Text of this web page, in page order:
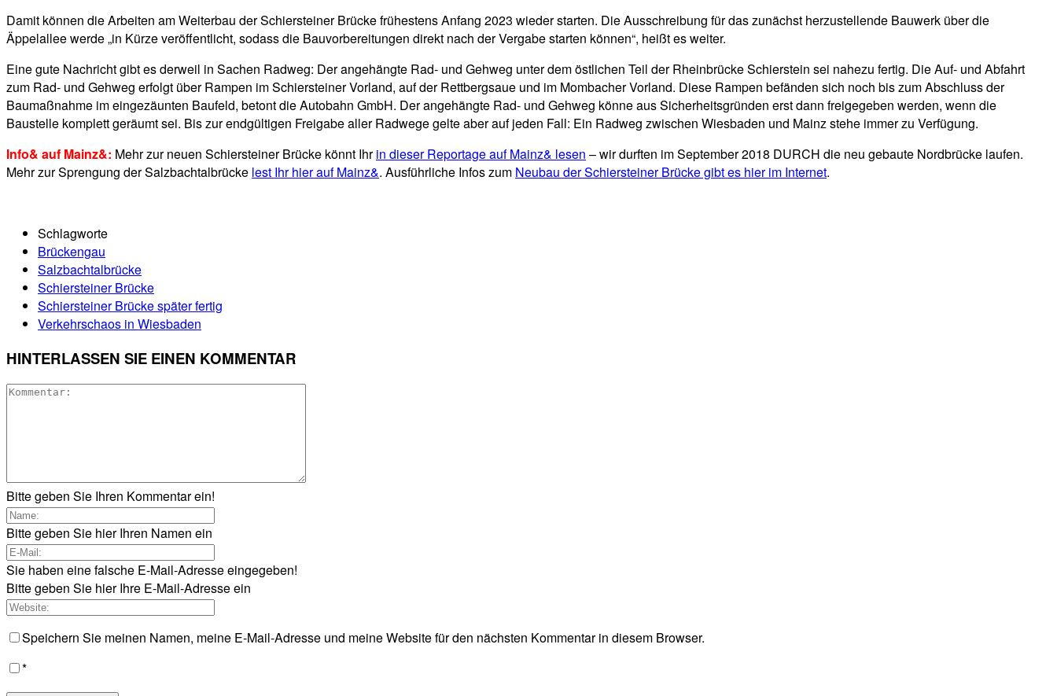
Damit können die Arbeiten am Weiterbau der Schiersteiner Brücke frühestens Anfang 2023 wieder starten. Die Ausschreibung für das zunächst herzustellende Bauwerk über die
Äppelallee werde „in Kürze veröffentlicht, sodass die Bauvorbereitungen direkt nach der Vergabe starten können“, heißt es weiter.
Eine gute Nachricht gibt es derweil in Sachen Radweg: Der angehängte Rad- und Gehweg unter dem östlichen Teil der Rheinbrücke Schierstein sei nahezu fertig. Die Auf- und Abfahrt
zum Rad- und Gehweg erfolgt über Rampen im Schiersteiner Vorland, auf der Rettbergsaue und im Mombacher Vorland. Diese Rampen befänden sich noch bis zum Abschluss der
Baumaßnahme im eingezäunten Baufeld, betont die Autobahn GmbH. Der angehängte Rad- und Gehweg könne aus Sicherheitsgründen erst dann freigegeben werden, wenn die
Baustelle komplett geräumt sei. Bis zur endgültigen Freigabe aller Radwege gelte aber auf jeden Fall: Ein Radweg zwischen Wiesbaden und Mainz stehe immer zu Verfügung.
Info& auf Mainz&: Mehr zur neuen Schiersteiner Brücke könnt Ihrin dieser Reportage auf Mainz& lesen – wir durften im September 2018 DURCH die neu gebaute Nordbrücke laufen.
Mehr zur Sprengung der Salzbachtalbrücke lest Ihr hier auf Mainz&. Ausführliche Infos zum Neubau der Schiersteiner Brücke gibt es hier im Internet.
Schlagworte
Brückengau
Salzbachtalbrücke
Schiersteiner Brücke
Schiersteiner Brücke später fertig
Verkehrschaos in Wiesbaden
HINTERLASSEN SIE EINEN KOMMENTAR
Bitte geben Sie Ihren Kommentar ein!
Bitte geben Sie hier Ihren Namen ein
Sie haben eine falsche E-Mail-Adresse eingegeben!
Bitte geben Sie hier Ihre E-Mail-Adresse ein
Speichern Sie meinen Namen, meine E-Mail-Adresse und meine Website für den nächsten Kommentar in diesem Browser.
*